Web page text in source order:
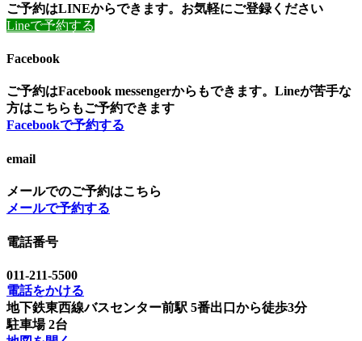
ご予約はLINEからできます。お気軽にご登録ください
Lineで予約する
Facebook
ご予約はFacebook messengerからもできます。Lineが苦手な
方はこちらもご予約できます
Facebookで予約する
email
メールでのご予約はこちら
メールで予約する
電話番号
011-211-5500
電話をかける
地下鉄東西線バスセンター前駅 5番出口から徒歩3分
駐車場 2台